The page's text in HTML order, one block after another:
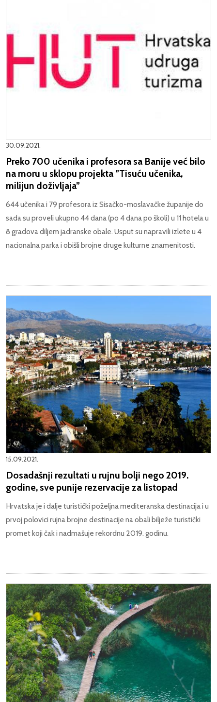
30.09.2021.
Preko 700 učenika i profesora sa Banije već bilo
na moru u sklopu projekta ”Tisuću učenika,
milijun doživljaja”
644 učenika i 79 profesora iz Sisačko-moslavačke županije do
sada su proveli ukupno 44 dana (po 4 dana po školi) u 11 hotela u
8 gradova diljem jadranske obale. Usput su napravili izlete u 4
nacionalna parka i obišli brojne druge kulturne znamenitosti.
15.09.2021.
Dosadašnji rezultati u rujnu bolji nego 2019.
godine, sve punije rezervacije za listopad
Hrvatska je i dalje turistički poželjna mediteranska destinacija i u
prvoj polovici rujna brojne destinacije na obali bilježe turistički
promet koji čak i nadmašuje rekordnu 2019. godinu.